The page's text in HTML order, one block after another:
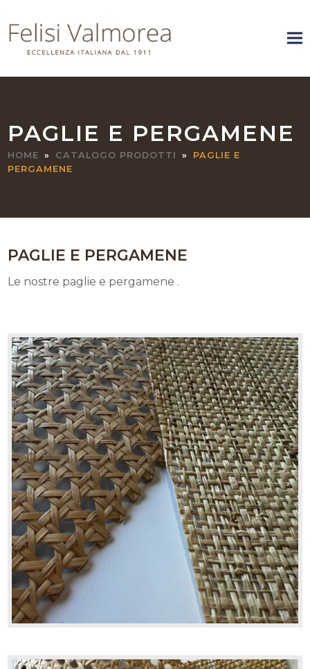
PAGLIE E PERGAMENE
HOME » CATALOGO PRODOTTI »
PAGLIE E
PERGAMENE
PAGLIE E PERGAMENE
Le nostre paglie e pergamene .